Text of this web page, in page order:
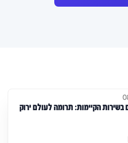
הקיימות: תרומה לעולם ירוק